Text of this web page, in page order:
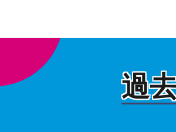
過